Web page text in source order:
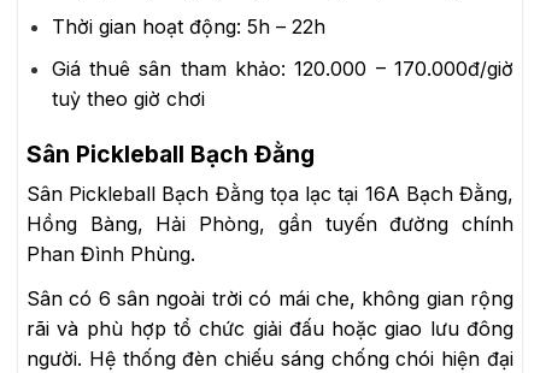
Thời gian hoạt động: 5h – 22h
Giá thuê sân tham khảo:120.000 – 170.000đ/giờ
tuỳ theo giờ chơi
Sân Pickleball Bạch Đằng
Sân Pickleball Bạch Đằng tọa lạc tại 16A Bạch Đằng,
Hồng Bàng, Hải Phòng, gần tuyến đường chính
Phan Đình Phùng.
Sân có 6 sân ngoài trời có mái che, không gian rộng
rãi và phù hợp tổ chức giải đấu hoặc giao lưu đông
người. Hệ thống đèn chiếu sáng chống chói hiện đại